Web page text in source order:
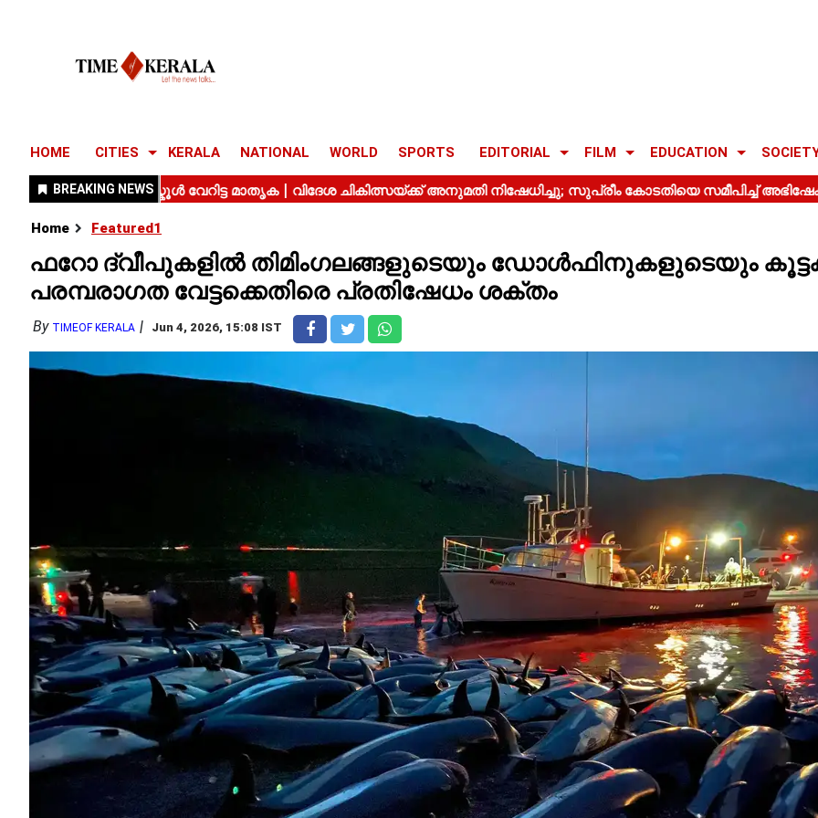
HOME CITIES KERALA NATIONAL WORLD SPORTS EDITORIAL FILM EDUCATION
Home Featured1
ഫറോ ദ്വീപുകളിൽ തിമിംഗലങ്ങളുടെയും ഡോൾഫിനുകളുടെയും
പരമ്പരാഗത വേട്ടക്കെതിരെ പ്രതിഷേധം ശക്തം
By TIMEOF KERALA Jun 4, 2026, 15:08 IST